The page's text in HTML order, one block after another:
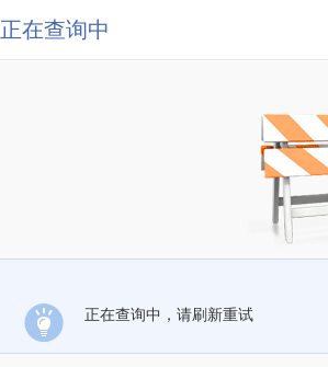
正在查询中
正在查询中，请刷新重试